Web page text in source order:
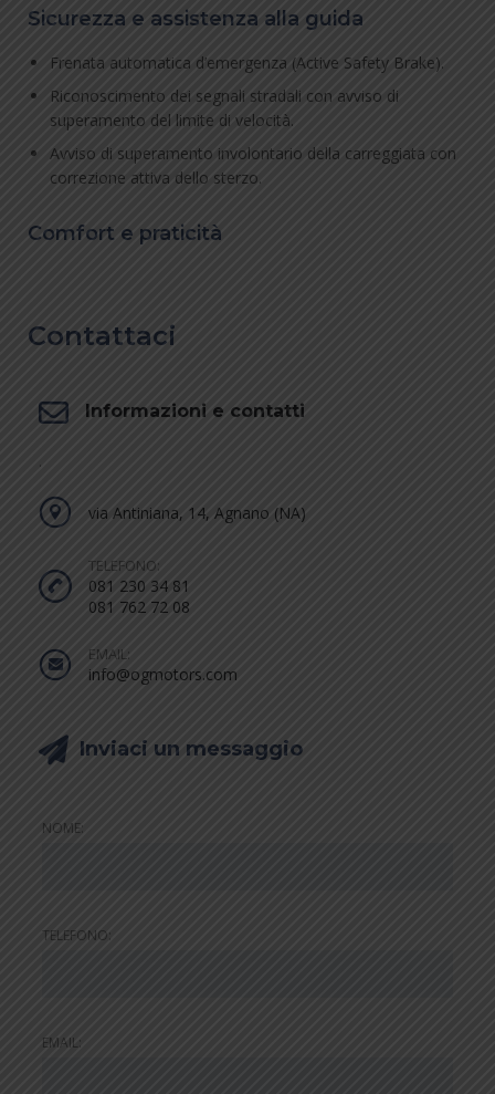
Sicurezza e assistenza alla guida
Frenata automatica d’emergenza (Active Safety Brake).
Riconoscimento dei segnali stradali con avviso di
superamento del limite di velocità.
Avviso di superamento involontario della carreggiata con
correzione attiva dello sterzo.
Comfort e praticità
Contattaci
Informazioni e contatti
.
via Antiniana, 14, Agnano (NA)
TELEFONO:
081 230 34 81
081 762 72 08
EMAIL:
info@ogmotors.com
Inviaci un messaggio
NOME:
TELEFONO:
EMAIL: